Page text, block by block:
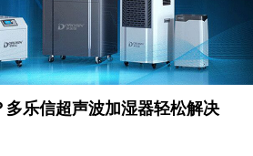
乐信超声波加湿器轻松解决